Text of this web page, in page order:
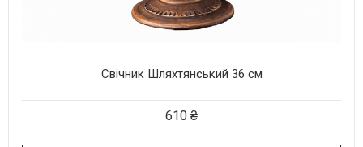
Свічник Шляхтянський 36 см
610 ₴